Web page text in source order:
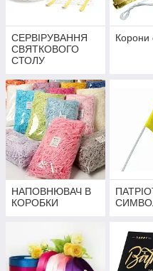
СЕРВІРУВАННЯ
СВЯТКОВОГО
СТОЛУ
Корони
НАПОВНЮВАЧ В
КОРОБКИ